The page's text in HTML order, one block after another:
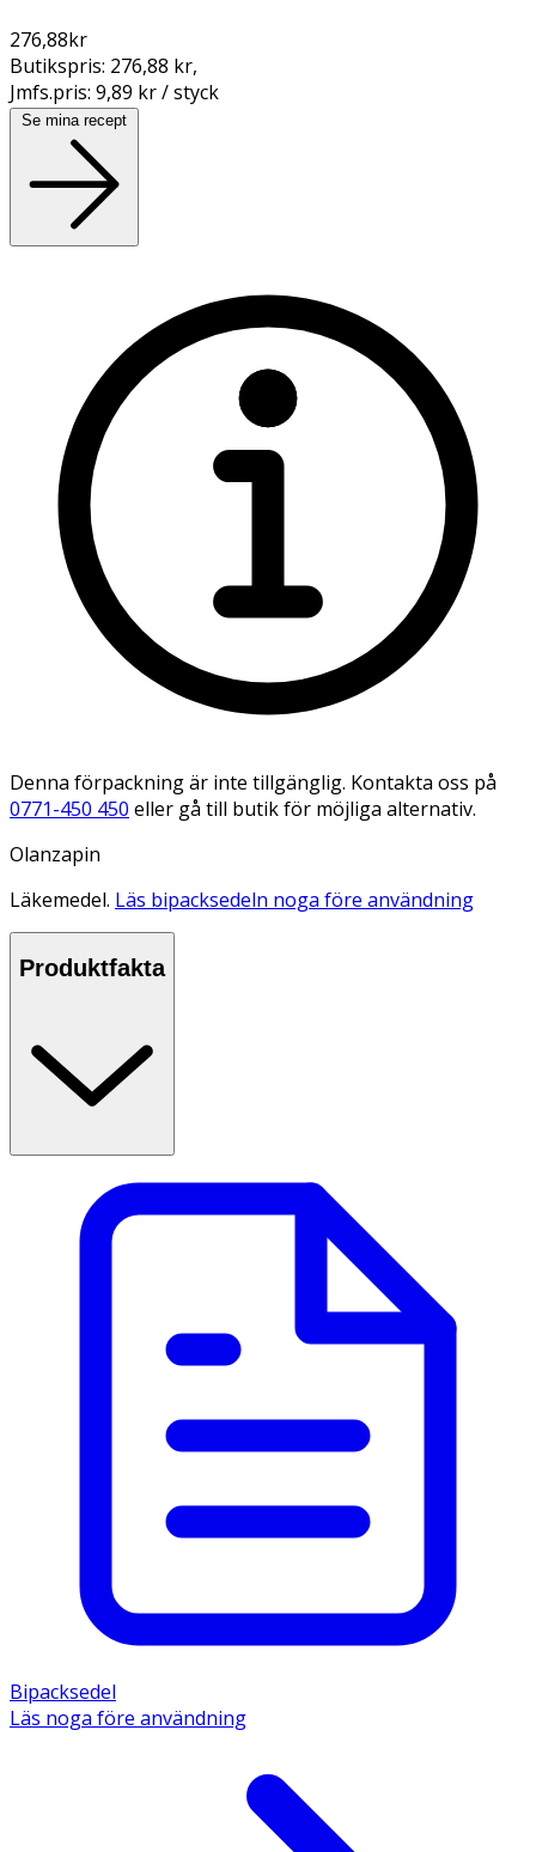
276,88kr
Butikspris: 276,88 kr,
Jmfs.pris: 9,89 kr / styck
Se mina recept
Denna förpackning är inte tillgänglig. Kontakta oss på
0771-450 450 eller gå till butik för möjliga alternativ.
Olanzapin
Läkemedel. Läs bipacksedeln noga före användning
Produktfakta
Bipacksedel
Läs noga före användning